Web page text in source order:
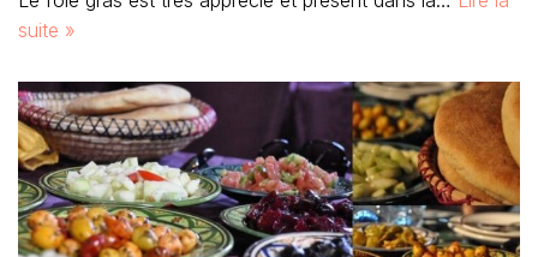
suite »